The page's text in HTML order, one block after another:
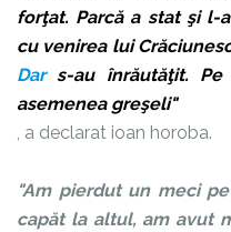
forţat. Parcă a stat şi l-
cu venirea lui
Dars-au înrăutăţit. Pe
asemenea greşeli"
, a declarat ioan horoba.
"Am pierdut un meci
capăt la altul, am avut